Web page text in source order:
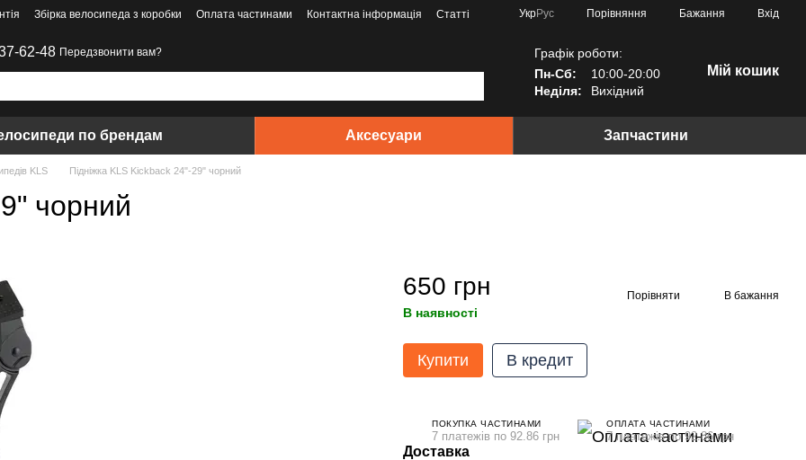
Збірка велосипеда з коробки Оплата частинами Контактна інформація
Статті
УкрРус Порівняння Бажання Вхід
62-48 Передзвонити вам?
Графік роботи:
Пн-Сб:
10:00-20:00
Неділя:
Вихідний
Мій кошик
по брендам Аксесуари Запчастини
KLS Підніжка KLS Kickback 24"-29" чорний
чорний
650 грн
В наявності
Порівняти В бажання
Купити В кредит
ПОКУПКА ЧАСТИНАМИ
7 платежів по 92.86 грн
ОПЛАТА ЧАСТИНАМИ
7 платежів по 92.86 грн
Доставка